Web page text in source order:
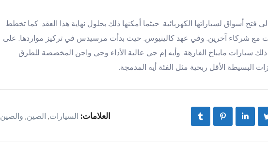
فتح أسواق لسياراتها الكهربائية. حيثما أمكنها ذلك بحلول نهاية هذا العقد. كما تخطط
مع شركاء آخرين. وفي عهد كالينيوس. حيث بدأت مرسيدس في تركيز مواردها. على
ذلك سيارات مايباخ الفارهة. وأيه إم جي عالية الأداء وجي واجن المخصصة للطرق
البسيطة الأقل ربحية مثل الفئة أيه المدمجة.
العلامات: السيارات, الصين, والصين